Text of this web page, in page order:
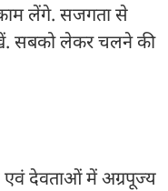
लेंगे. सजगता से
सबको लेकर चलने की
देवताओं में अग्रपूज्य